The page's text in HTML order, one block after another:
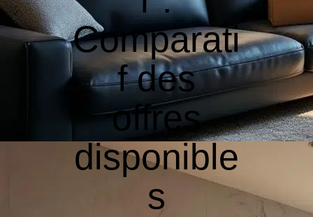
Comparati
f des
offres
disponible
s